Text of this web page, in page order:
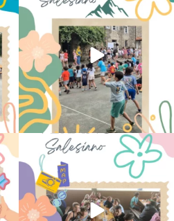
sentido...
97 0
❤️
viviendo la alegría en el campamento
...